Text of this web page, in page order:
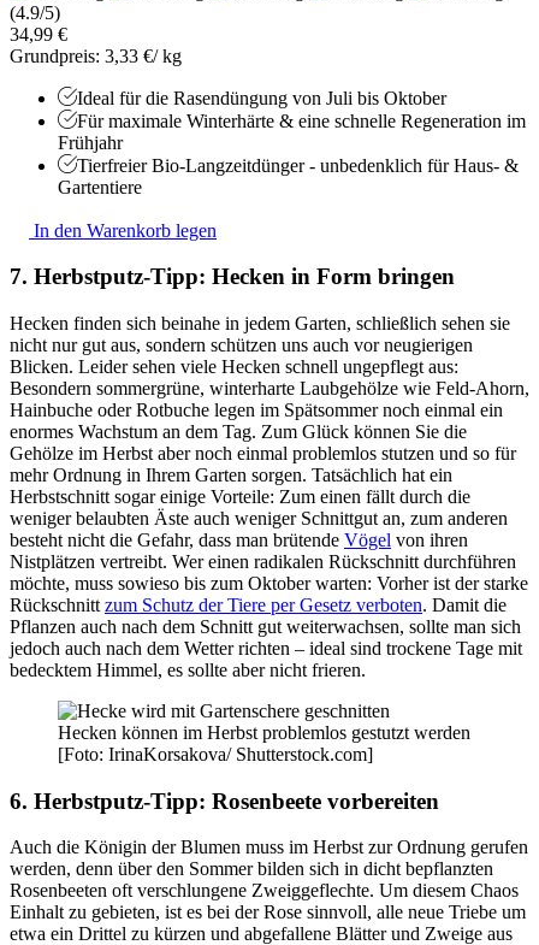
(4.9/5)
34,99 €
Grundpreis: 3,33 €/ kg
Ideal für die Rasendüngung von Juli bis Oktober
Für maximale Winterhärte & eine schnelle Regeneration im
Frühjahr
Tierfreier Bio-Langzeitdünger - unbedenklich für Haus- &
Gartentiere
In den Warenkorb legen
7. Herbstputz-Tipp: Hecken in Form bringen
Hecken finden sich beinahe in jedem Garten, schließlich sehen sie
nicht nur gut aus, sondern schützen uns auch vor neugierigen
Blicken. Leider sehen viele Hecken schnell ungepflegt aus:
Besondern sommergrüne, winterharte Laubgehölze wie Feld-Ahorn,
Hainbuche oder Rotbuche legen im Spätsommer noch einmal ein
enormes Wachstum an dem Tag. Zum Glück können Sie die
Gehölze im Herbst aber noch einmal problemlos stutzen und so für
mehr Ordnung in Ihrem Garten sorgen. Tatsächlich hat ein
Herbstschnitt sogar einige Vorteile: Zum einen fällt durch die
weniger belaubten Äste auch weniger Schnittgut an, zum anderen
besteht nicht die Gefahr, dass man brütende Vögel von ihren
Nistplätzen vertreibt. Wer einen radikalen Rückschnitt durchführen
möchte, muss sowieso bis zum Oktober warten: Vorher ist der starke
Rückschnitt zum Schutz der Tiere per Gesetz verboten. Damit die
Pflanzen auch nach dem Schnitt gut weiterwachsen, sollte man sich
jedoch auch nach dem Wetter richten – ideal sind trockene Tage mit
bedecktem Himmel, es sollte aber nicht frieren.
Hecken können im Herbst problemlos gestutzt werden
[Foto: IrinaKorsakova/ Shutterstock.com]
6. Herbstputz-Tipp: Rosenbeete vorbereiten
Auch die Königin der Blumen muss im Herbst zur Ordnung gerufen
werden, denn über den Sommer bilden sich in dicht bepflanzten
Rosenbeeten oft verschlungene Zweiggeflechte. Um diesem Chaos
Einhalt zu gebieten, ist es bei der Rose sinnvoll, alle neue Triebe um
etwa ein Drittel zu kürzen und abgefallene Blätter und Zweige aus